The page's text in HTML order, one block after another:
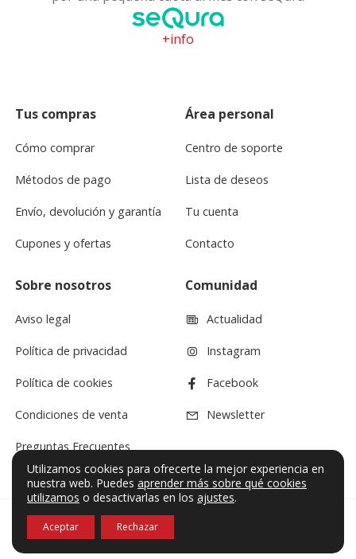
+info
Tus compras
Cómo comprar
Métodos de pago
Envío, devolución y garantía
Cupones y ofertas
Área personal
Centro de soporte
Lista de deseos
Tu cuenta
Contacto
Sobre nosotros
Aviso legal
Política de privacidad
Política de cookies
Condiciones de venta
Preguntas Frecuentes
Comunidad
Actualidad
Instagram
Facebook
Newsletter
© VF Sound 2026. Todos los derechos reservados.
Utilizamos cookies para ofrecerte la mejor experiencia en
nuestra web. Puedes aprender más sobre qué cookies
utilizamos o desactivarlas en los ajustes.
Aceptar Rechazar